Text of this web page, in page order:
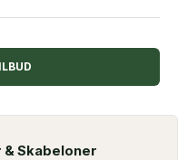
Skabeloner